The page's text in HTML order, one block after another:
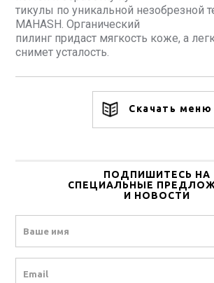
тикулы по уникальной незобрезной
MAHASH. Органический
пилинг придаст мягкость коже, а
снимет усталость.
Скачать меню
ПОДПИШИТЕСЬ НА
СПЕЦИАЛЬНЫЕ
И НОВОСТИ